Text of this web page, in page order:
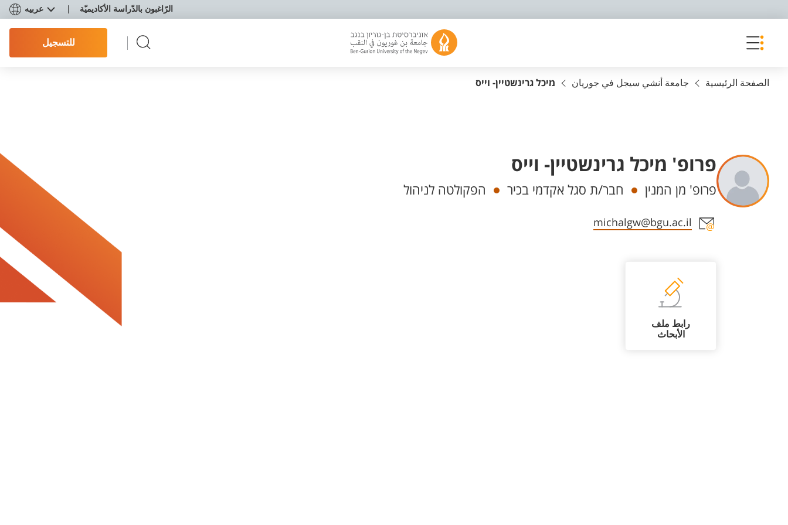
الرّاغبون بالدّراسة الأكاديميّة عربيه
للتسجيل
الصفحة الرئيسية جامعة أنشي سيجل في جوريان מיכל גרינשטיין- וייס
פרופ' מיכל גרינשטיין- וייס
Departments
פרופ' מן המנין חבר/ת סגל אקדמי בכיר הפקולטה לניהול
Staff member contact section
michalgw@bgu.ac.il
رابط ملف
الأبحاث